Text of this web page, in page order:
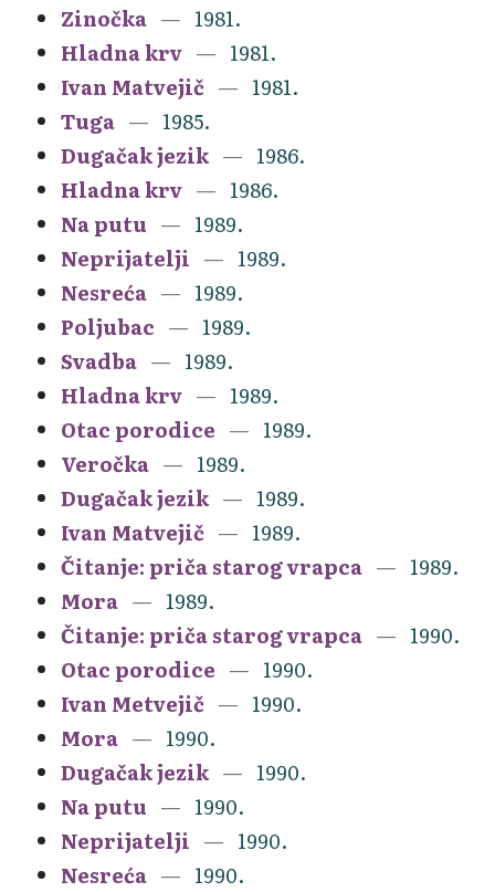
Zinočka
1981.
Hladna krv
1981.
Ivan Matvejič
1981.
Tuga
1985.
Dugačak jezik
1986.
Hladna krv
1986.
Na putu
1989.
Neprijatelji
1989.
Nesreća
1989.
Poljubac
1989.
Svadba
1989.
Hladna krv
1989.
Otac porodice
1989.
Veročka
1989.
Dugačak jezik
1989.
Ivan Matvejič
1989.
Čitanje: priča starog vrapca
1989.
Mora
1989.
Čitanje: priča starog vrapca
1990.
Otac porodice
1990.
Ivan Metvejič
1990.
Mora
1990.
Dugačak jezik
1990.
Na putu
1990.
Neprijatelji
1990.
Nesreća
1990.